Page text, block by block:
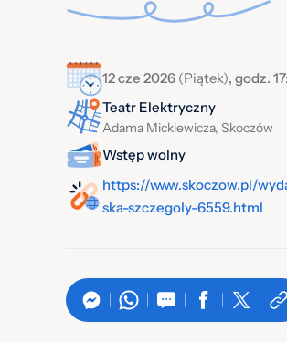
12 cze 2026 (Piątek), godz.
Teatr Elektryczny
Adama Mickiewicza, Skoczów
Wstęp wolny
https://www.skoczow.pl/
ska-szczegoly-6559.html